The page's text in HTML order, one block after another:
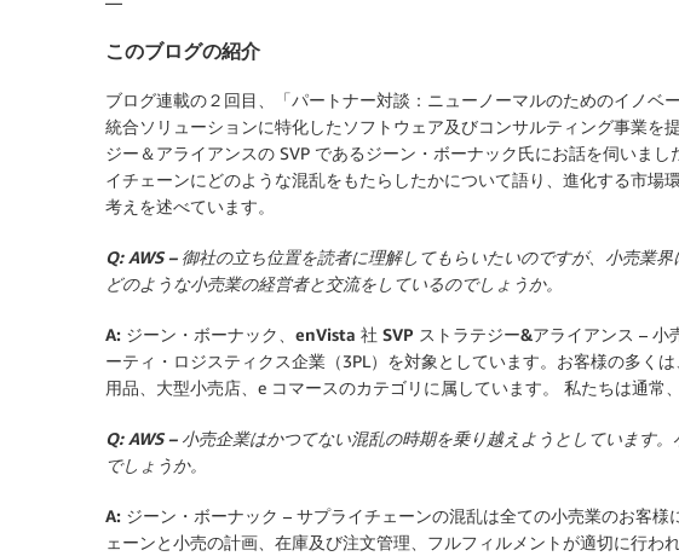
このブログの紹介
ブログ連載の２回目、「パートナー対談：ニューノーマルのためのイノベ
統合ソリューションに特化したソフトウェア及びコンサルティング事業を
ジー＆アライアンスの SVP であるジーン・ボーナック氏にお話を伺いま
イチェーンにどのような混乱をもたらしたかについて語り、進化する市場
考えを述べています。
Q: AWS – 御社の立ち位置を読者に理解してもらいたいのですが、小売業
どのような小売業の経営者と交流をしているのでしょうか。
A: ジーン・ボーナック、enVista 社 SVP ストラテジー&アライアンス – 小
ーティ・ロジスティクス企業（3PL）を対象としています。お客様の多く
用品、大型小売店、e コマースのカテゴリに属しています。 私たちは通常
Q: AWS – 小売企業はかつてない混乱の時期を乗り越えようとしています
でしょうか。
A: ジーン・ボーナック – サプライチェーンの混乱は全ての小売業のお客
ェーンと小売の計画、在庫及び注文管理、フルフィルメントが適切に行わ